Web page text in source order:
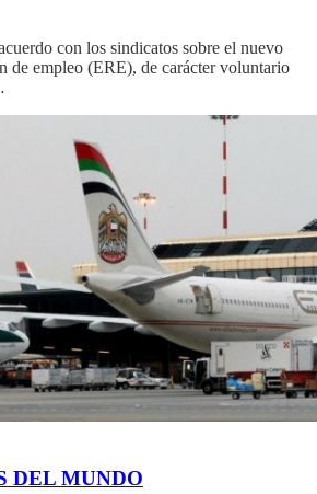
con los sindicatos sobre el nuevo
de empleo (ERE), de carácter voluntario
DEL MUNDO